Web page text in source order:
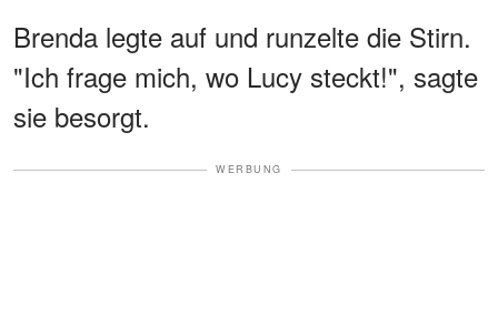
Brenda legte auf und runzelte die Stirn.
"Ich frage mich, wo Lucy steckt!", sagte
sie besorgt.
WERBUNG